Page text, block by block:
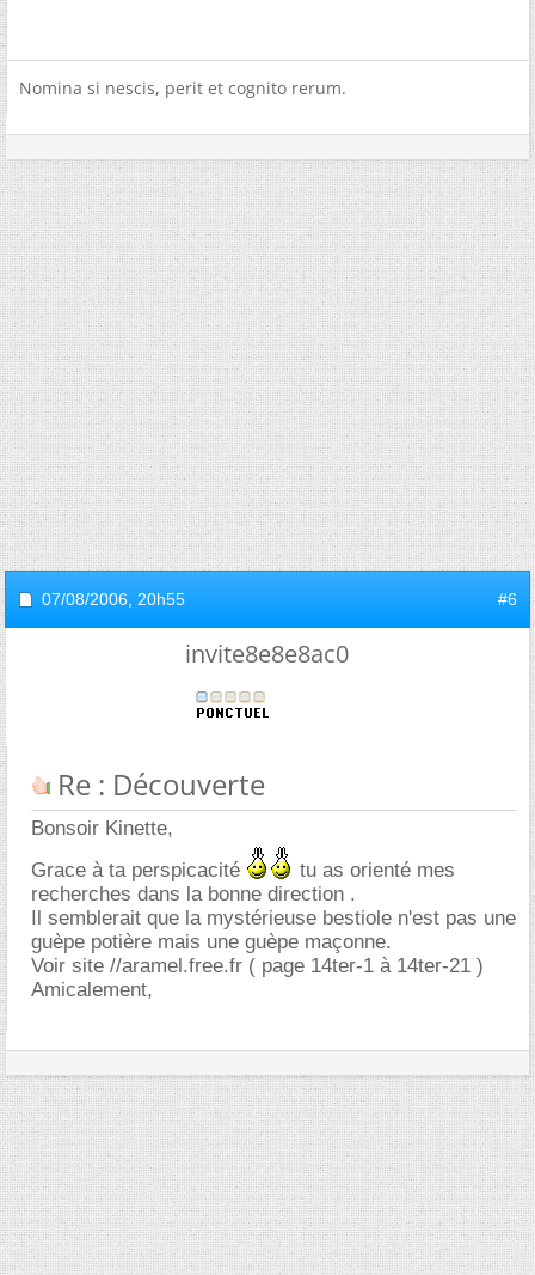
Nomina si nescis, perit et cognito rerum.
07/08/2006, 20h55 #6
invite8e8e8ac0
Re : Découverte
Bonsoir Kinette,
Grace à ta perspicacité
tu as orienté mes
recherches dans la bonne direction .
Il semblerait que la mystérieuse bestiole n'est pas une
guèpe potière mais une guèpe maçonne.
Voir site //aramel.free.fr ( page 14ter-1 à 14ter-21 )
Amicalement,